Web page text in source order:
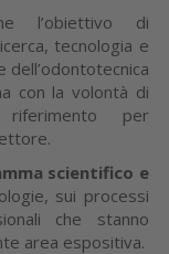
l’obiettivo di
tecnologia e
con la volontà di
per
scientifico e
sui processi
che stanno
area espositiva.